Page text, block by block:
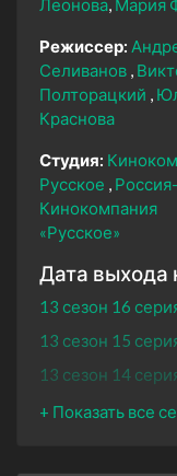
Леонова Мария
Режиссер:
Селиванов
Полторацкий
Краснова
Студия:
Русское
Кинокомпания
«Русское»
Дата выхода
13 сезон 16
13 сезон 15
13 сезон 14
13 сезон 13